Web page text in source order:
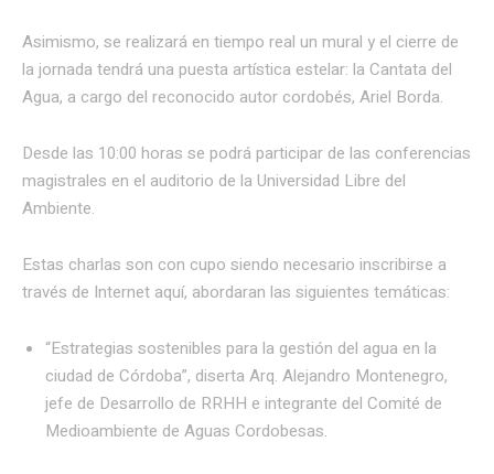
Asimismo, se realizará en tiempo real un mural y el cierre de
la jornada tendrá una puesta artística estelar: la Cantata del
Agua, a cargo del reconocido autor cordobés, Ariel Borda.
Desde las 10:00 horas se podrá participar de las conferencias
magistrales en el auditorio de la Universidad Libre del
Ambiente.
Estas charlas son con cupo siendo necesario inscribirse a
través de Internet aquí, abordaran las siguientes temáticas:
“Estrategias sostenibles para la gestión del agua en la
ciudad de Córdoba”, diserta Arq. Alejandro Montenegro,
jefe de Desarrollo de RRHH e integrante del Comité de
Medioambiente de Aguas Cordobesas.